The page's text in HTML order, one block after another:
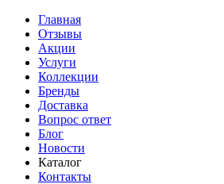
Главная
Отзывы
Акции
Услуги
Коллекции
Бренды
Доставка
Вопрос ответ
Блог
Новости
Каталог
Контакты